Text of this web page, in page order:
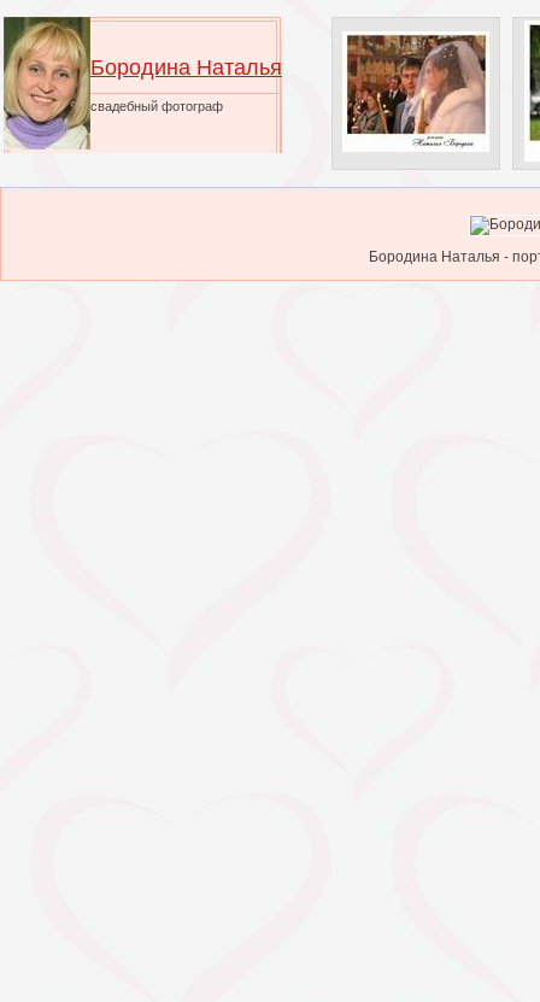
Бородина Наталья
свадебный фотограф
Бородина Наталья -